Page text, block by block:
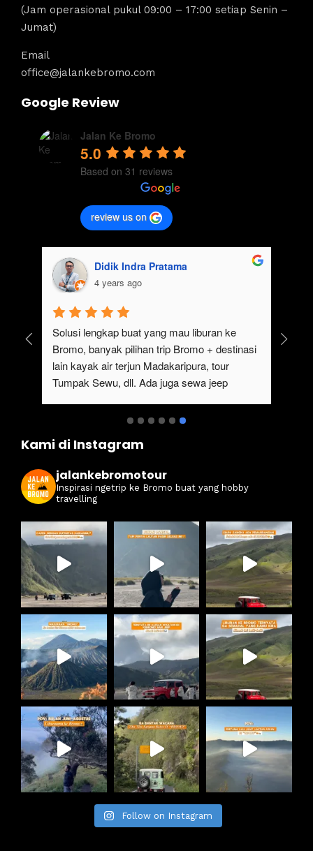
(Jam operasional pukul 09:00 – 17:00 setiap Senin –
Jumat)
Email
office@jalankebromo.com
Google Review
Jalan Ke Bromo
5.0
Based on 31 reviews
review us on
Didik Indra Pratama
4 years ago
Solusi lengkap buat yang mau liburan ke
Bromo, banyak pilihan trip Bromo + destinasi
lain kayak air terjun Madakaripura, tour
Tumpak Sewu, dll. Ada juga sewa jeep
Kami di Instagram
jalankebromotour
Inspirasi ngetrip ke Bromo buat yang hobby
travelling
Follow on Instagram